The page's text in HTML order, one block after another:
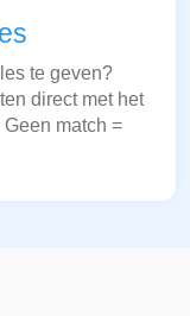
te geven?
direct met het
match =